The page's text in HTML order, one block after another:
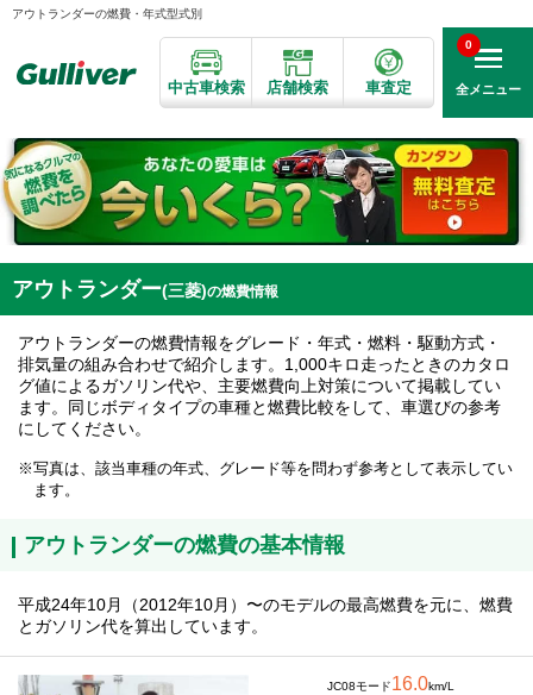
アウトランダーの燃費・年式型式別
中古車検索 店舗検索 車査定 全メニュー
0
アウトランダー(三菱)の燃費情報
アウトランダーの燃費情報をグレード・年式・燃料・駆動方式・
排気量の組み合わせで紹介します。1,000キロ走ったときのカタロ
グ値によるガソリン代や、主要燃費向上対策について掲載してい
ます。同じボディタイプの車種と燃費比較をして、車選びの参考
にしてください。
写真は、該当車種の年式、グレード等を問わず参考として表示してい
ます。
アウトランダーの燃費の基本情報
平成24年10月（2012年10月）〜のモデルの最高燃費を元に、燃費
とガソリン代を算出しています。
JC08モード16.0km/L